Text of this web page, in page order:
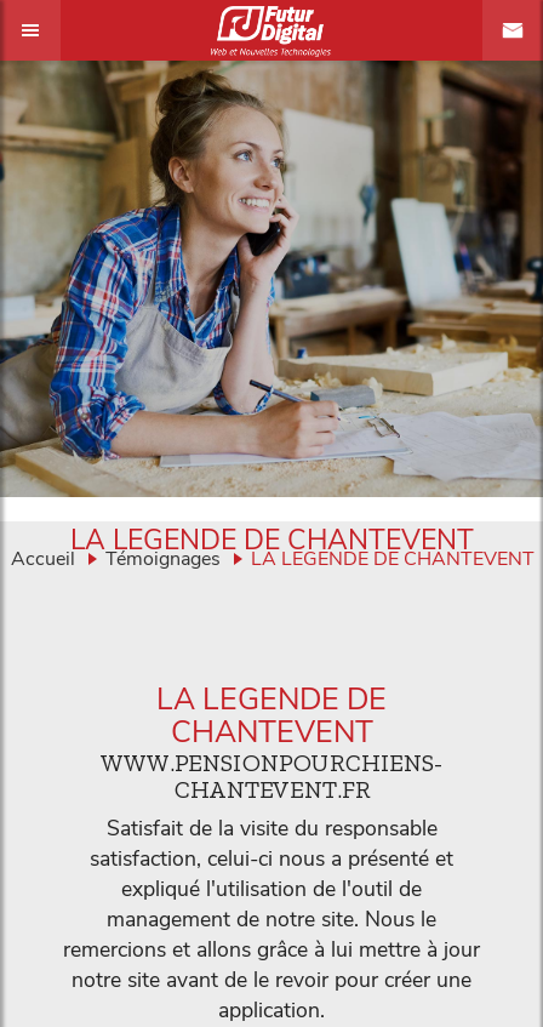
Accueil Témoignages LA LEGENDE DE CHANTEVENT
LA LEGENDE DE CHANTEVENT
LA LEGENDE DE
CHANTEVENT
WWW.PENSIONPOURCHIENS-
CHANTEVENT.FR
Satisfait de la visite du responsable
satisfaction, celui-ci nous a présenté et
expliqué l'utilisation de l'outil de
management de notre site. Nous le
remercions et allons grâce à lui mettre à jour
notre site avant de le revoir pour créer une
application.